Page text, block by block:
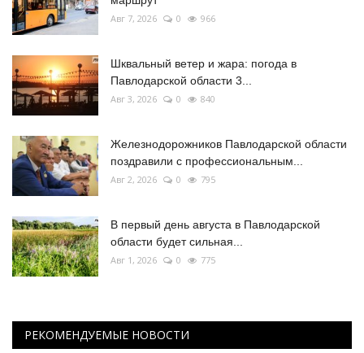
Авг 7, 2026 0 966
Шквальный ветер и жара: погода в
Павлодарской области 3...
Авг 3, 2026 0 840
Железнодорожников Павлодарской области
поздравили с профессиональным...
Авг 2, 2026 0 795
В первый день августа в Павлодарской
области будет сильная...
Авг 1, 2026 0 775
РЕКОМЕНДУЕМЫЕ НОВОСТИ